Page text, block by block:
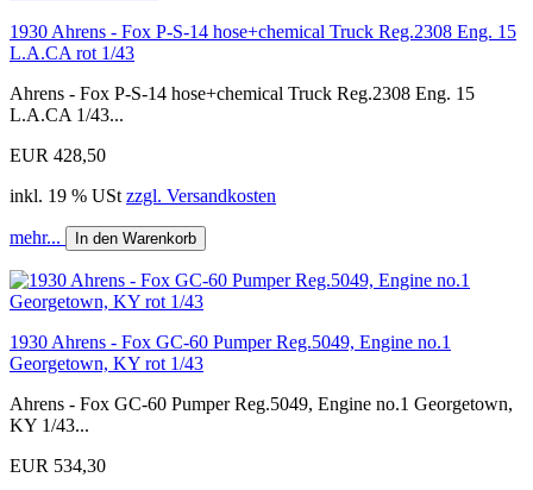
1930 Ahrens - Fox P-S-14 hose+chemical Truck Reg.2308 Eng. 15
L.A.CA rot 1/43
Ahrens - Fox P-S-14 hose+chemical Truck Reg.2308 Eng. 15
L.A.CA 1/43...
EUR 428,50
inkl. 19 % USt zzgl. Versandkosten
mehr... In den Warenkorb
1930 Ahrens - Fox GC-60 Pumper Reg.5049, Engine no.1
Georgetown, KY rot 1/43
Ahrens - Fox GC-60 Pumper Reg.5049, Engine no.1 Georgetown,
KY 1/43...
EUR 534,30